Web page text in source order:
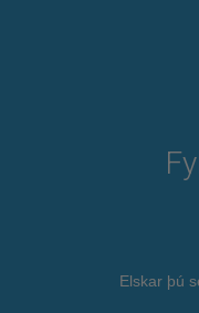
Elskar þú